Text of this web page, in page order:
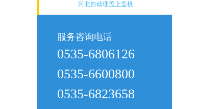
河北自动理盖上盖机
服务咨询电话
0535-6806126
0535-6600800
0535-6823658